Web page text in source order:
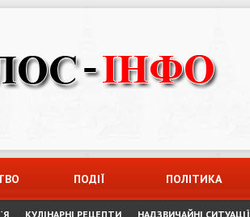
ПОДІЇ ПОЛІТИКА
КУЛІНАРНІ РЕЦЕПТИ НАДЗВИЧАЙНІ СИТУАЦІЇ